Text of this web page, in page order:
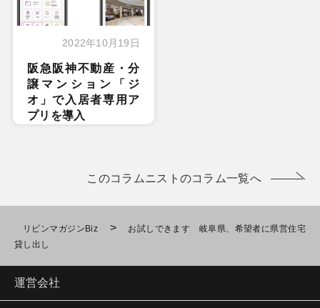
2022年10月19日
阪急阪神不動産・分
譲マンション「ジ
オ」で入居者専用ア
プリを導入
このコラムニストのコラム一覧へ
リビンマガジンBiz >
お試しできます 岐阜県、希望者に県営住宅
貸し出し
運営会社